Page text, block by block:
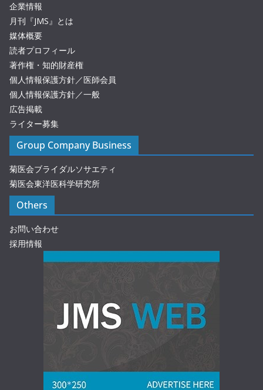
企業情報
月刊『JMS』とは
媒体概要
読者プロフィール
著作権・知的財産権
個人情報保護方針／医師会員
個人情報保護方針／一般
広告掲載
ライター募集
Group Company Business
菊医会ブライダルソサエティ
菊医会東洋医科学研究所
Others
お問い合わせ
採用情報